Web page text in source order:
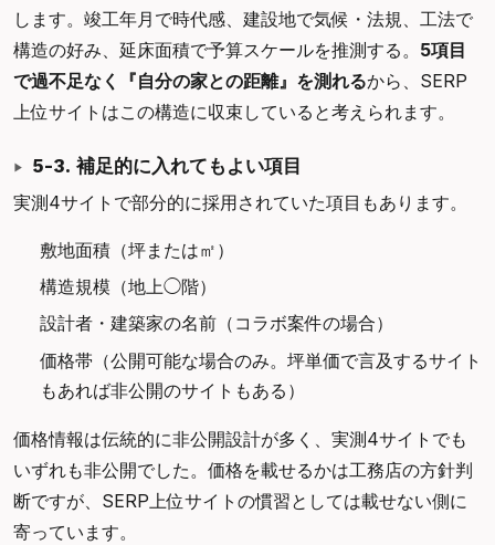
します。竣工年月で時代感、建設地で気候・法規、工法で
構造の好み、延床面積で予算スケールを推測する。 5項目
で過不足なく『自分の家との距離』を測れるから、SERP
上位サイトはこの構造に収束していると考えられます。
5-3. 補足的に入れてもよい項目
実測4サイトで部分的に採用されていた項目もあります。
敷地面積（坪または㎡）
構造規模（地上◯階）
設計者・建築家の名前（コラボ案件の場合）
価格帯（公開可能な場合のみ。坪単価で言及するサイト
もあれば非公開のサイトもある）
価格情報は伝統的に非公開設計が多く、実測4サイトでも
いずれも非公開でした。価格を載せるかは工務店の方針判
断ですが、SERP上位サイトの慣習としては載せない側に
寄っています。